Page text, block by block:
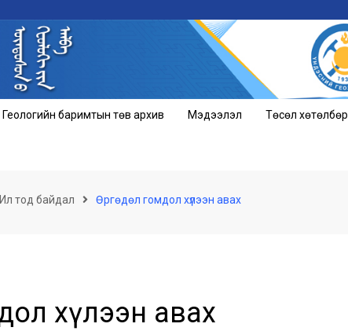
Геологийн баримтын төв архив Мэдээлэл Төсөл хөтөлбөр
Ил тод байдал Өргөдөл гомдол хүлээн авах
хүлээн авах